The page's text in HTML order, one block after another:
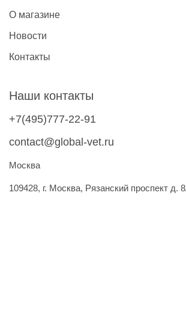
О магазине
Новости
Контакты
Наши контакты
+7(495)777-22-91
contact@global-vet.ru
Москва
109428, г. Москва, Рязанский проспект д.